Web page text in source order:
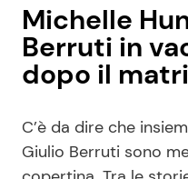
Michelle
Berruti in
dopo il
C’è da dire che
Giulio Berruti sono